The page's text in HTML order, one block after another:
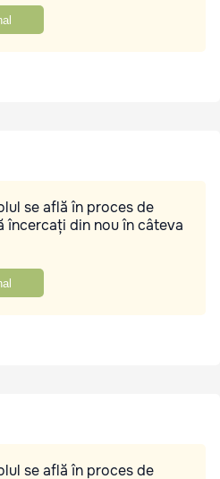
se află în proces de
încercați din nou în câteva
se află în proces de